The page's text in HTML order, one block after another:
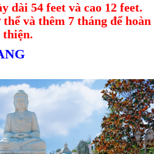
dài 54 feet và cao 12 feet.
và thêm 7 tháng để hoàn
thiện.